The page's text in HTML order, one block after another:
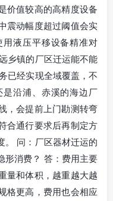
价值较高的高精度设备
震动幅度超过阈值会实
液压平移设备精准对
乡镇的厂区迁运能不能
已经实现全域覆盖，不
沿浦、赤溪的海边厂
，会提前上门勘测转弯
合通行要求后再制定方
。 问：厂区器材迁运的
形消费？ 答：费用主要
量和体积，越重越大越
格更高，费用也会相应